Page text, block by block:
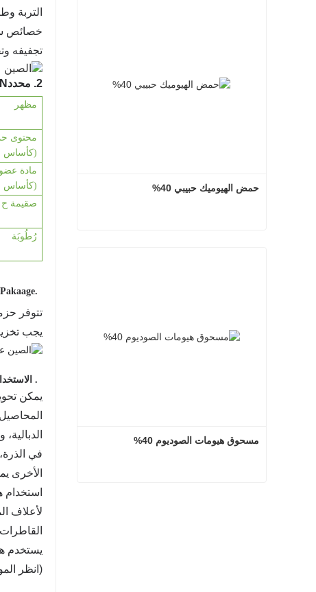
التربة
خصائص
تجفيفه
2. محدد
مظهر
محتوى
(كأساس
مادة
(كأساس
صقيمة ح
رُطُوبَة
تتوفر حزمة 25 كجم أو 50 كجم أو حزمة 1 طن والتعبئة
يجب
يمكن
في
الأخرى
لأعلاف
يستخدم
(انظر
حمض الهيوميك حبيبي 40%
مسحوق هيومات الصوديوم 40%